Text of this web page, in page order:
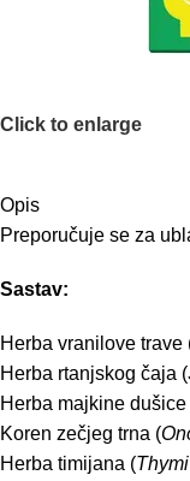
Click to enlarge
Opis
Preporučuje se za
Sastav:
Herba vranilove trave
Herba rtanjskog čaja (
Herba majkine dušice
Koren zečjeg trna (
Herba timijana (